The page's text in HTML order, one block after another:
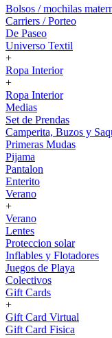
Bolsos / mochilas
Carriers / Porteo
De Paseo
Universo Textil
+
Ropa Interior
+
Ropa Interior
Medias
Set de Prendas
Camperita, Buzos y
Primeras Mudas
Pijama
Pantalon
Enterito
Verano
+
Verano
Lentes
Proteccion solar
Inflables y Flotadores
Juegos de Playa
Colectivos
Gift Cards
+
Gift Card Virtual
Gift Card Fisica